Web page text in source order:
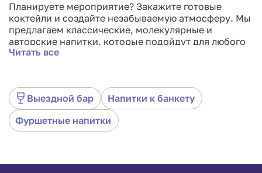
Планируете мероприятие? Закажите готовые
коктейли и создайте незабываемую атмосферу. Мы
предлагаем классические, молекулярные и
авторские напитки, которые подойдут для любого
праздника: дня рождения, свадьбы, корпоратива
тематикой вашего события. Каждый напиток
готовится из качественных ингредиентов и
подается эффектно. Услуги кейтеринга доступны в
Москве. Удобное меню и индивидуальный подход –
гарантированы. Закажите прямо сейчас и удивите
Читать все
Выездной бар
Напитки к банкету
Фуршетные напитки